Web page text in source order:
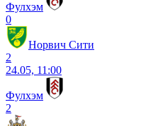
Фулхэм
0
Норвич Сити
2
24.05, 11:00
Фулхэм
2